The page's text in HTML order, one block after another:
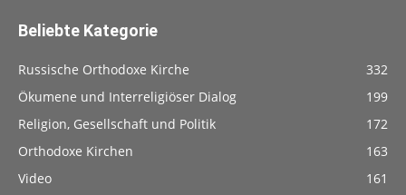
Beliebte Kategorie
Russische Orthodoxe Kirche
332
Ökumene und Interreligiöser Dialog
199
Religion, Gesellschaft und Politik
172
Orthodoxe Kirchen
163
Video
161